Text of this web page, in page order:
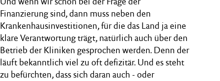
Finanzierung sind, dann muss neben den
Krankenhausinvestitionen, für die das Land ja eine
klare Verantwortung trägt, natürlich auch über den
Betrieb der Kliniken gesprochen werden. Denn der
läuft bekanntlich viel zu oft defizitär. Und es steht
zu befürchten, dass sich daran auch - oder